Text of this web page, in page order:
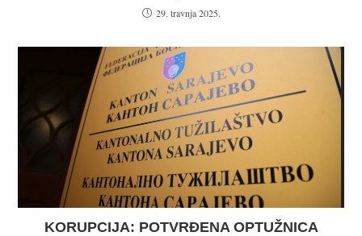
29. travnja 2025.
KORUPCIJA: POTVRĐENA OPTUŽNICA